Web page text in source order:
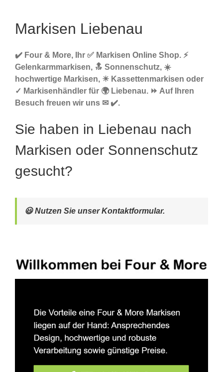
Markisen Liebenau
✔️ Four & More, Ihr ✅ Markisen Online Shop. ⚡
Gelenkarmmarkisen, 🔝 Sonnenschutz, ☀️
hochwertige Markisen, ☀ Kassettenmarkisen oder
✓ Markisenhändler für 🌍 Liebenau. ⏩ Auf Ihren
Besuch freuen wir uns ✉ ✔️.
Sie haben in Liebenau nach
Markisen oder Sonnenschutz
gesucht?
😃 Nutzen Sie unser Kontaktformular.